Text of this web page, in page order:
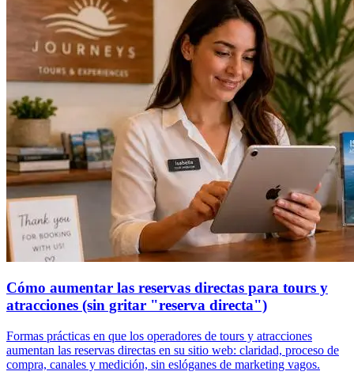
Cómo aumentar las reservas directas para tours y
atracciones (sin gritar "reserva directa")
Formas prácticas en que los operadores de tours y atracciones
aumentan las reservas directas en su sitio web: claridad, proceso de
compra, canales y medición, sin eslóganes de marketing vagos.